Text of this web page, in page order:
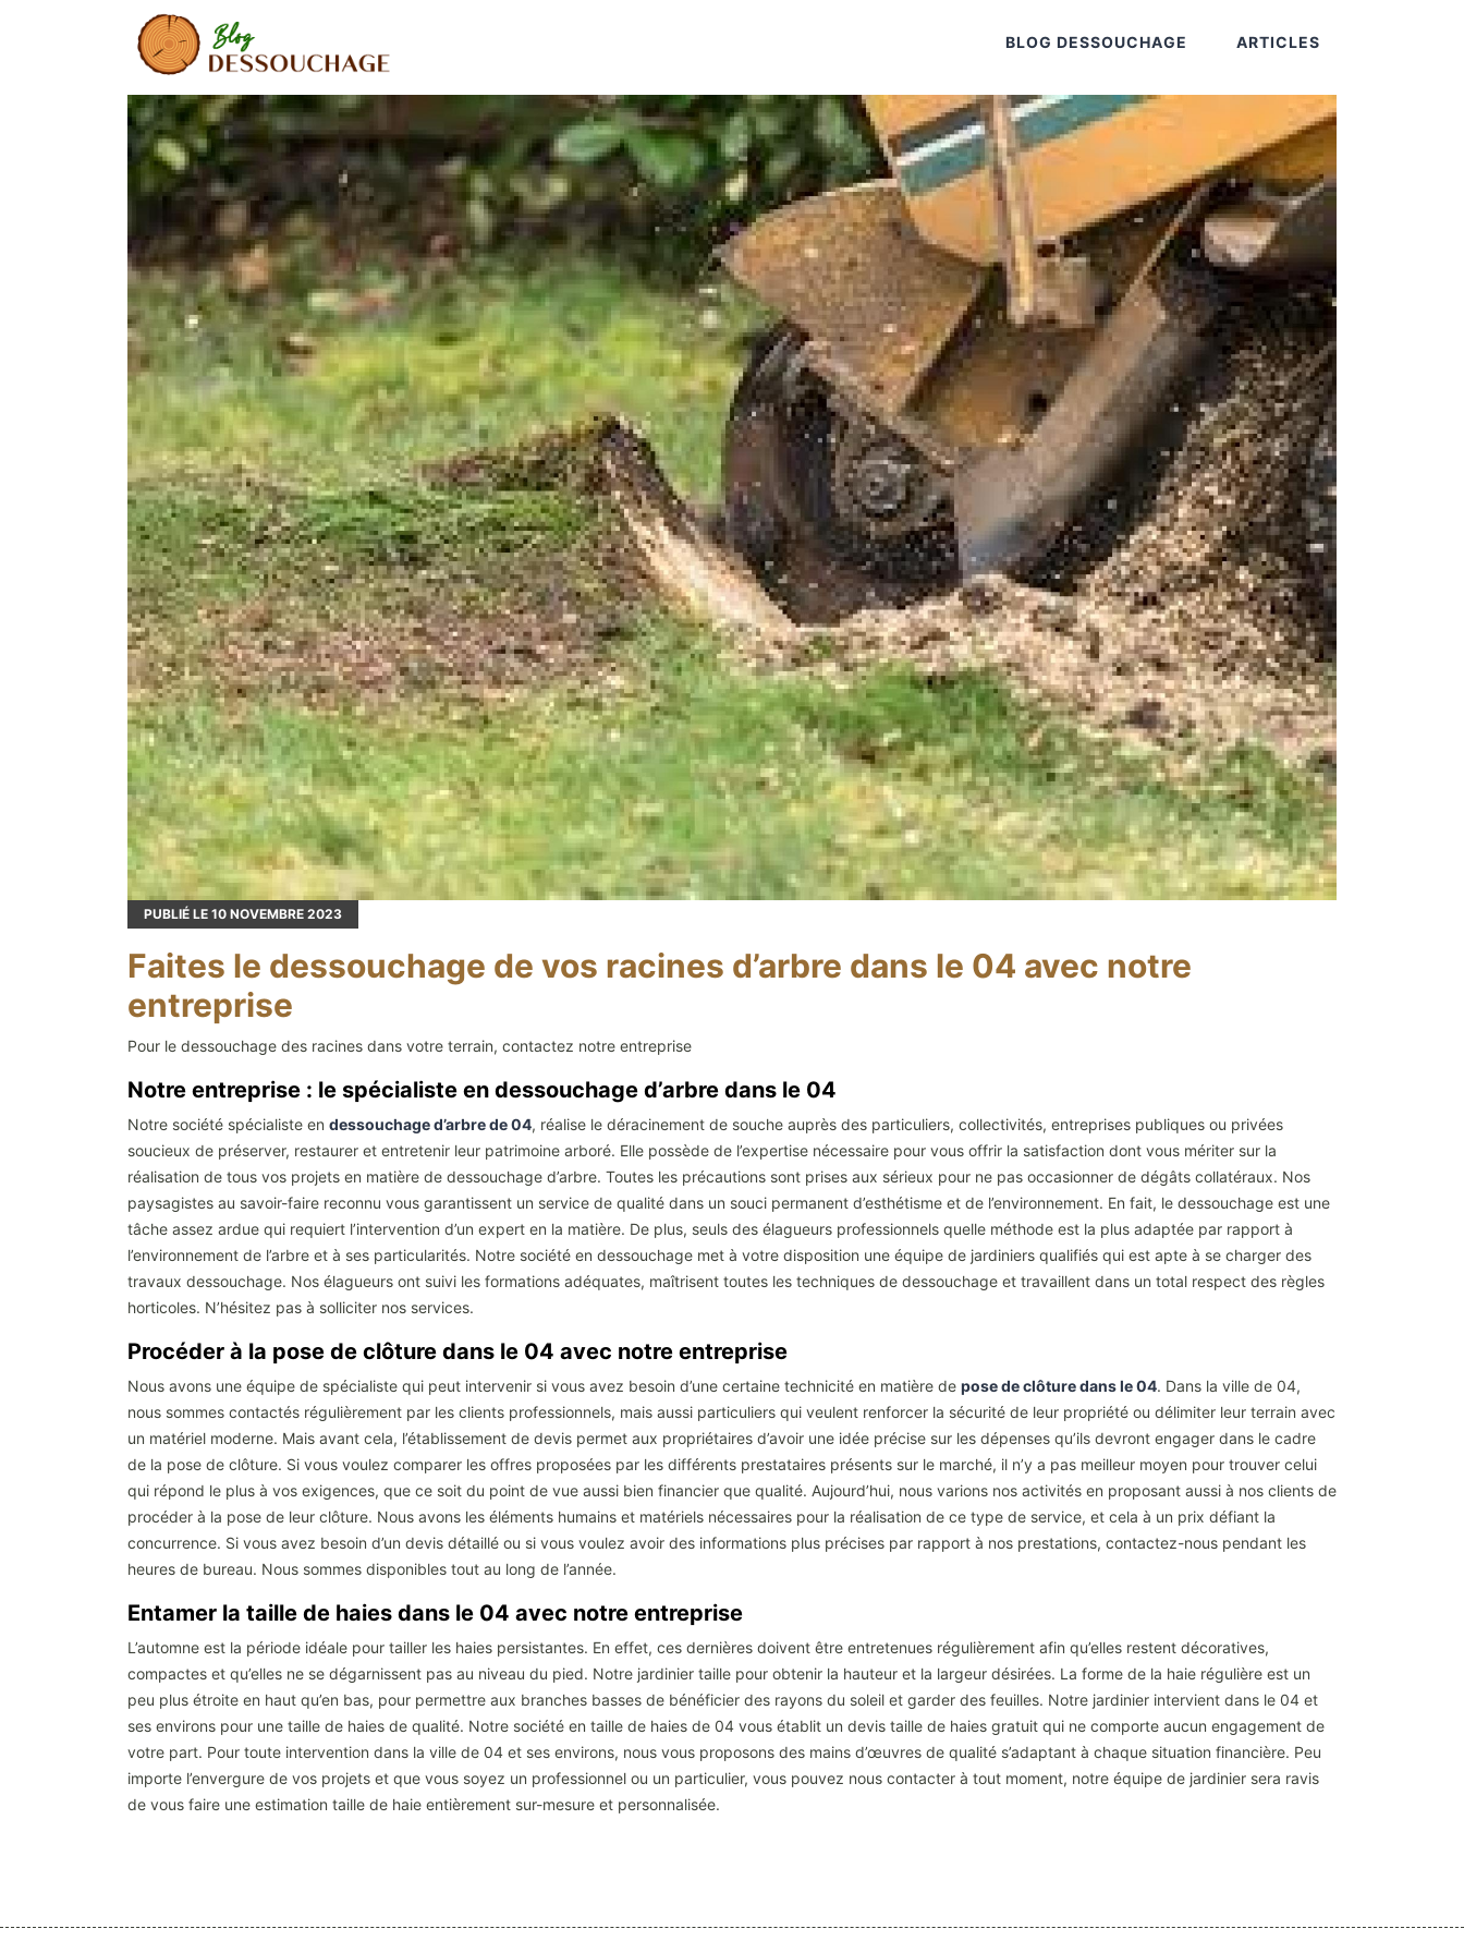
BLOG DESSOUCHAGE ARTICLES
PUBLIÉ LE 10 NOVEMBRE 2023
Faites le dessouchage de vos racines d’arbre dans le 04 avec notre
entreprise
Pour le dessouchage des racines dans votre terrain, contactez notre entreprise
Notre entreprise : le spécialiste en dessouchage d’arbre dans le 04
Notre société spécialiste en dessouchage d’arbre de 04, réalise le déracinement de souche auprès des particuliers, collectivités, entreprises publiques ou privées
soucieux de préserver, restaurer et entretenir leur patrimoine arboré. Elle possède de l’expertise nécessaire pour vous offrir la satisfaction dont vous mériter sur la
réalisation de tous vos projets en matière de dessouchage d’arbre. Toutes les précautions sont prises aux sérieux pour ne pas occasionner de dégâts collatéraux. Nos
paysagistes au savoir-faire reconnu vous garantissent un service de qualité dans un souci permanent d’esthétisme et de l’environnement. En fait, le dessouchage est une
tâche assez ardue qui requiert l’intervention d’un expert en la matière. De plus, seuls des élagueurs professionnels quelle méthode est la plus adaptée par rapport à
l’environnement de l’arbre et à ses particularités. Notre société en dessouchage met à votre disposition une équipe de jardiniers qualifiés qui est apte à se charger des
travaux dessouchage. Nos élagueurs ont suivi les formations adéquates, maîtrisent toutes les techniques de dessouchage et travaillent dans un total respect des règles
horticoles. N’hésitez pas à solliciter nos services.
Procéder à la pose de clôture dans le 04 avec notre entreprise
Nous avons une équipe de spécialiste qui peut intervenir si vous avez besoin d’une certaine technicité en matière de pose de clôture dans le 04. Dans la ville de 04,
nous sommes contactés régulièrement par les clients professionnels, mais aussi particuliers qui veulent renforcer la sécurité de leur propriété ou délimiter leur terrain avec
un matériel moderne. Mais avant cela, l’établissement de devis permet aux propriétaires d’avoir une idée précise sur les dépenses qu’ils devront engager dans le cadre
de la pose de clôture. Si vous voulez comparer les offres proposées par les différents prestataires présents sur le marché, il n’y a pas meilleur moyen pour trouver celui
qui répond le plus à vos exigences, que ce soit du point de vue aussi bien financier que qualité. Aujourd’hui, nous varions nos activités en proposant aussi à nos clients de
procéder à la pose de leur clôture. Nous avons les éléments humains et matériels nécessaires pour la réalisation de ce type de service, et cela à un prix défiant la
concurrence. Si vous avez besoin d’un devis détaillé ou si vous voulez avoir des informations plus précises par rapport à nos prestations, contactez-nous pendant les
heures de bureau. Nous sommes disponibles tout au long de l’année.
Entamer la taille de haies dans le 04 avec notre entreprise
L’automne est la période idéale pour tailler les haies persistantes. En effet, ces dernières doivent être entretenues régulièrement afin qu’elles restent décoratives,
compactes et qu’elles ne se dégarnissent pas au niveau du pied. Notre jardinier taille pour obtenir la hauteur et la largeur désirées. La forme de la haie régulière est un
peu plus étroite en haut qu’en bas, pour permettre aux branches basses de bénéficier des rayons du soleil et garder des feuilles. Notre jardinier intervient dans le 04 et
ses environs pour une taille de haies de qualité. Notre société en taille de haies de 04 vous établit un devis taille de haies gratuit qui ne comporte aucun engagement de
votre part. Pour toute intervention dans la ville de 04 et ses environs, nous vous proposons des mains d’œuvres de qualité s’adaptant à chaque situation financière. Peu
importe l’envergure de vos projets et que vous soyez un professionnel ou un particulier, vous pouvez nous contacter à tout moment, notre équipe de jardinier sera ravis
de vous faire une estimation taille de haie entièrement sur-mesure et personnalisée.